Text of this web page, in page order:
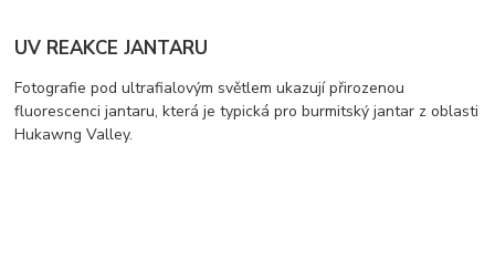
UV REAKCE JANTARU
Fotografie pod ultrafialovým světlem ukazují přirozenou
fluorescenci jantaru, která je typická pro burmitský jantar z oblasti
Hukawng Valley.